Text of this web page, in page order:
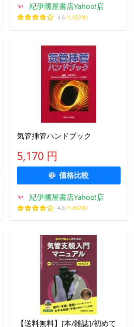
紀伊國屋書店Yahoo!店
4.6 (1,602件)
気管挿管ハンドブック
5,170 円
価格比較
紀伊國屋書店Yahoo!店
4.6 (1,602件)
【送料無料】[本/雑誌]/初めて